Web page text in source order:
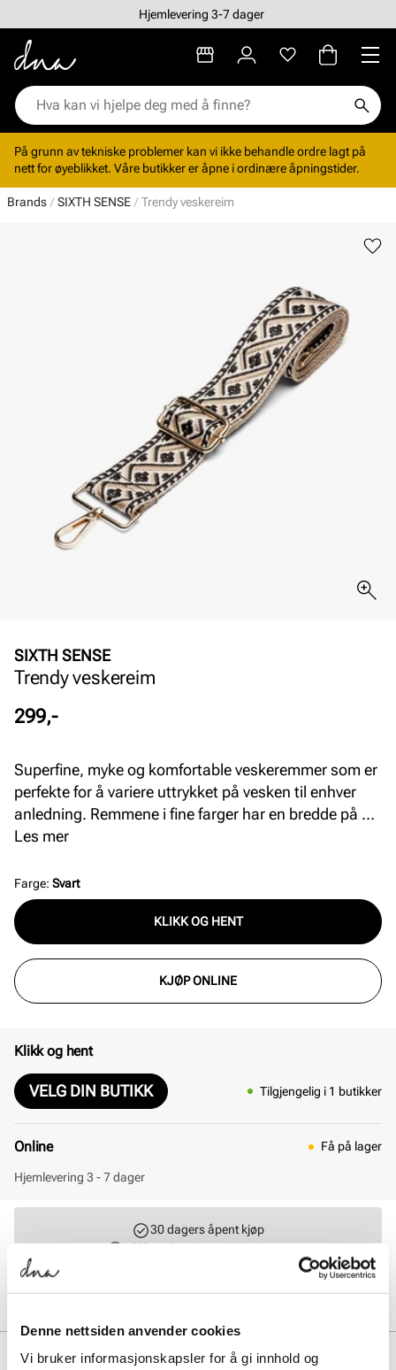
Denne nettsiden anvender cookies
Vi bruker informasjonskapsler for å gi innhold og
Hjemlevering 3-7 dager
På grunn av tekniske problemer kan vi ikke behandle ordre lagt på
nett for øyeblikket. Våre butikker er åpne i ordinære åpningstider.
Brands SIXTH SENSE Trendy veskereim
SIXTH SENSE
Trendy veskereim
Pris
299,-
Superfine, myke og komfortable veskeremmer som er
perfekte for å variere uttrykket på vesken til enhver
anledning. Remmene i fine farger har en bredde på 5
Les mer
Farge: Svart
KLIKK OG HENT
KJØP ONLINE
Klikk og hent
VELG DIN BUTIKK Tilgjengelig i 1 butikker
Online Få på lager
Hjemlevering 3 - 7 dager
30 dagers åpent kjøp
Klikk og hent innen 30 minutter
BESKRIVELSE